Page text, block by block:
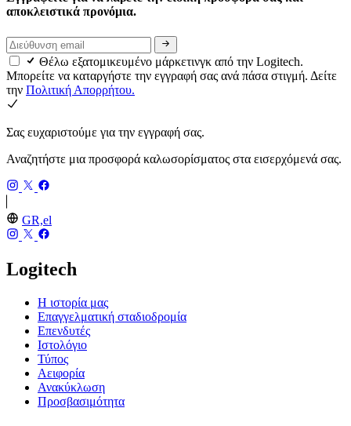
αποκλειστικά προνόμια.
Θέλω εξατομικευμένο μάρκετινγκ από την Logitech.
Μπορείτε να καταργήστε την εγγραφή σας ανά πάσα στιγμή. Δείτε
την Πολιτική Απορρήτου.
Σας ευχαριστούμε για την εγγραφή σας.
Αναζητήστε μια προσφορά καλωσορίσματος στα εισερχόμενά σας.
GR,el
Logitech
Η ιστορία μας
Επαγγελματική σταδιοδρομία
Επενδυτές
Ιστολόγιο
Τύπος
Αειφορία
Ανακύκλωση
Προσβασιμότητα